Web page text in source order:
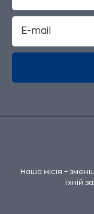
Наша місія –
їхній